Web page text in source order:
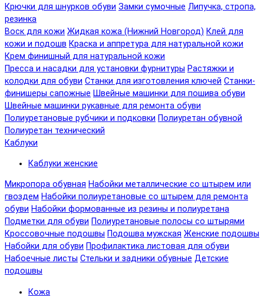
Крючки для шнурков обуви Замки сумочные Липучка, стропа,
резинка
Воск для кожи Жидкая кожа (Нижний Новгород) Клей для
кожи и подошв Краска и аппретура для натуральной кожи
Крем финишный для натуральной кожи
Пресса и насадки для установки фурнитуры Растяжки и
колодки для обуви Станки для изготовления ключей Станки-
финишеры сапожные Швейные машинки для пошива обуви
Швейные машинки рукавные для ремонта обуви
Полиуретановые рубчики и подковки Полиуретан обувной
Полиуретан технический
Каблуки
Каблуки женские
Микропора обувная Набойки металлические со штырем или
гвоздем Набойки полиуретановые со штырем для ремонта
обуви Набойки формованные из резины и полиуретана
Подметки для обуви Полиуретановые полосы со штырями
Кроссовочные подошвы Подошва мужская Женские подошвы
Набойки для обуви Профилактика листовая для обуви
Набоечные листы Стельки и задники обувные Детские
подошвы
Кожа